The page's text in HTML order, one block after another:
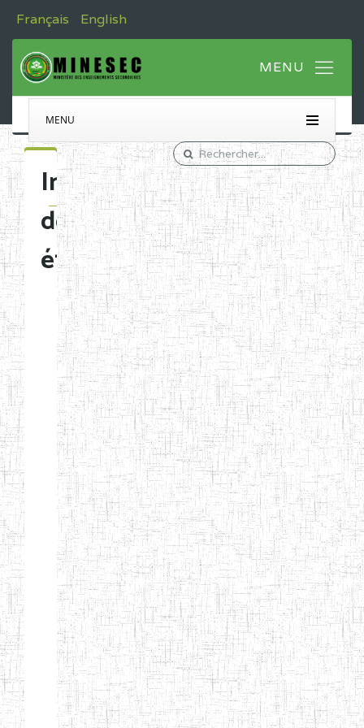
Français English
MENU
Immatriculation
des
établissements
Etablissements
d'enseignement
normal
ENI
Chercher:
Effacer les filtres
Denomination
Type